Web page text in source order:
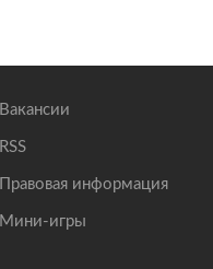
Вакансии
RSS
Правовая информация
Мини-игры